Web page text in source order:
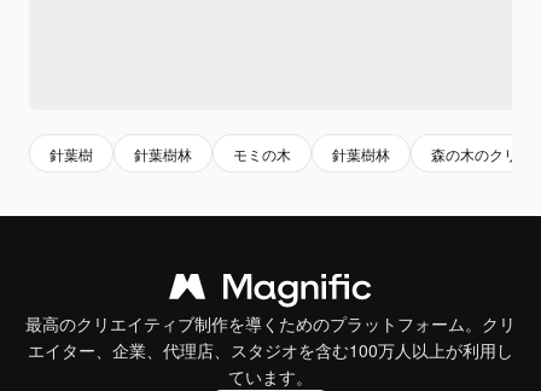
針葉樹 針葉樹林 モミの木 針葉樹林 森の木のクリッ
最高のクリエイティブ制作を導くためのプラットフォーム。クリ
エイター、企業、代理店、スタジオを含む100万人以上が利用し
ています。